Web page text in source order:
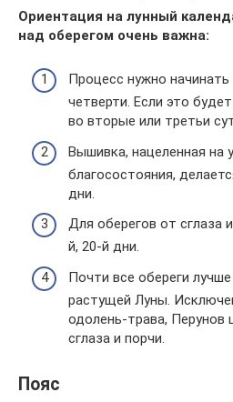
Ориентация на лунный
над оберегом очень важна:
Процесс нужно начинать
четверти. Если это
во вторые или третьи
Вышивка, нацеленная на
благосостояния,
дни.
Для оберегов от сглаза
й, 20-й дни.
Почти все обереги
растущей Луны.
одолень-трава, Перунов
сглаза и порчи.
Пояс